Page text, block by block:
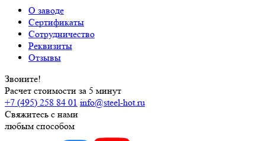
О заводе
Сертификаты
Сотрудничество
Реквизиты
Отзывы
Звоните!
Расчет стоимости за 5 минут
+7 (495) 258 84 01 info@steel-hot.ru
Свяжитесь с нами
любым способом